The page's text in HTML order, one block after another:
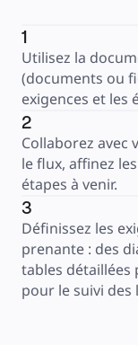
1
Utilisez la
(documents ou
exigences et les
2
Collaborez avec
le flux, affinez
étapes à venir.
3
Définissez les
prenante : des
tables détaillées
pour le suivi des